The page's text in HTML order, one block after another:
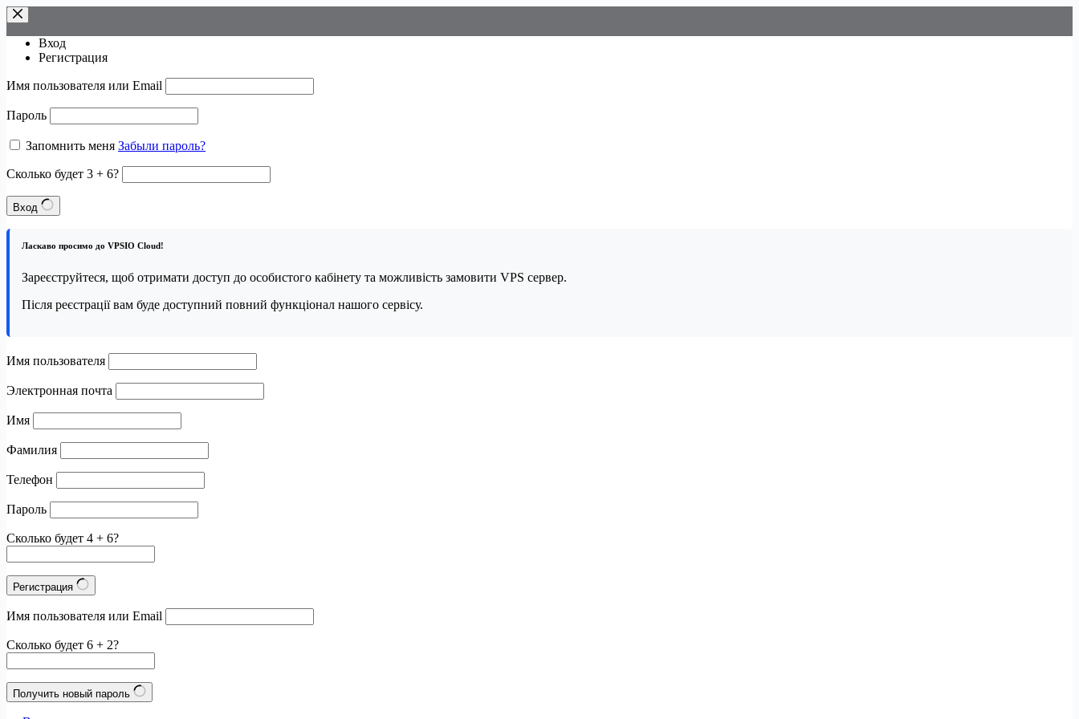
Перейти
к
сути
Вход
Регистрация
Имя пользователя или Email
Пароль
Запомнить меня Забыли пароль?
Сколько будет 3 + 6?
Вход
Ласкаво просимо до VPSIO Cloud!
Зареєструйтеся, щоб отримати доступ до особистого кабінету та можливість замовити VPS сервер.
Після реєстрації вам буде доступний повний функціонал нашого сервісу.
Имя пользователя
Электронная почта
Имя
Фамилия
Телефон
Пароль
Сколько будет 4 + 6?
Регистрация
Имя пользователя или Email
Сколько будет 6 + 2?
Получить новый пароль